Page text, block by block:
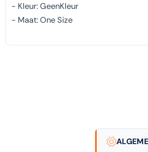
- Kleur: GeenKleur
- Maat: One Size